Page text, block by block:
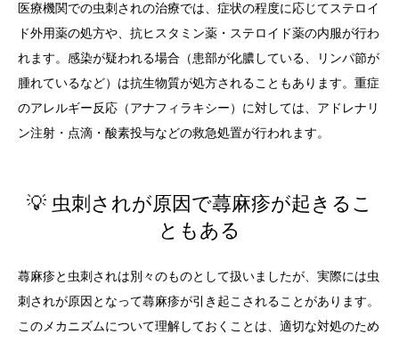
医療機関での虫刺されの治療では、症状の程度に応じてステロイ
ド外用薬の処方や、抗ヒスタミン薬・ステロイド薬の内服が行わ
れます。感染が疑われる場合（患部が化膿している、リンパ節が
腫れているなど）は抗生物質が処方されることもあります。重症
のアレルギー反応（アナフィラキシー）に対しては、アドレナリ
ン注射・点滴・酸素投与などの救急処置が行われます。
💡 虫刺されが原因で蕁麻疹が起きるこ
ともある
蕁麻疹と虫刺されは別々のものとして扱いましたが、実際には虫
刺されが原因となって蕁麻疹が引き起こされることがあります。
このメカニズムについて理解しておくことは、適切な対処のため